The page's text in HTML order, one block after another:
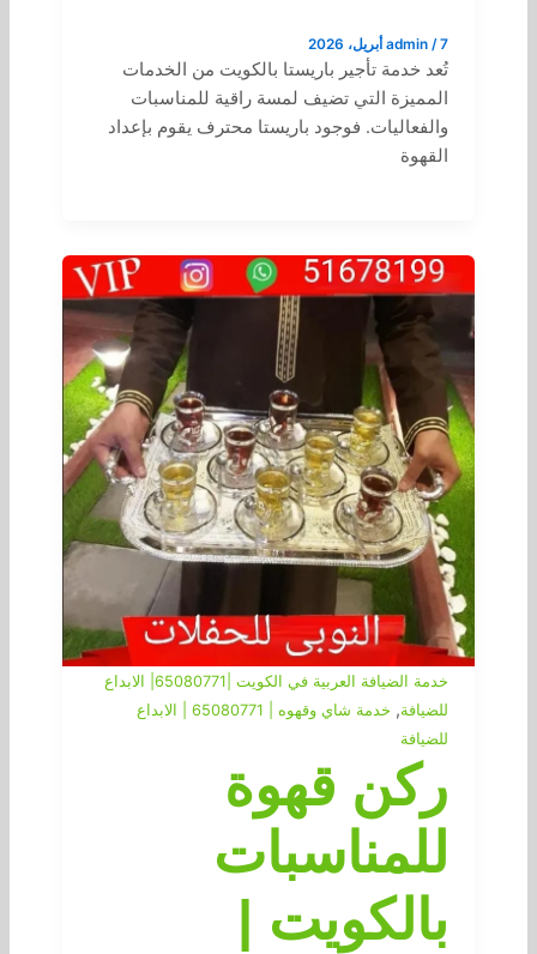
admin /7 أبريل، 2026
تُعد خدمة تأجير باريستا بالكويت من الخدمات
المميزة التي تضيف لمسة راقية للمناسبات
والفعاليات. فوجود باريستا محترف يقوم بإعداد
القهوة
خدمة الضيافة العربية في الكويت |65080771| الابداع
للضيافة,
خدمة شاي وقهوه | 65080771 | الابداع
للضيافة
ركن قهوة
للمناسبات
بالكويت |